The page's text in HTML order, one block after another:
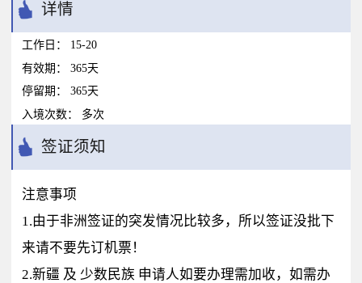
详情
工作日：
15-20
有效期：
365天
停留期：
365天
入境次数：
多次
签证须知
注意事项
1.由于非洲签证的突发情况比较多，所以签证没批下
来请不要先订机票！
2.新疆 及 少数民族 申请人如要办理需加收，如需办